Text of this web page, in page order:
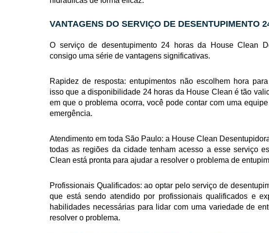
VANTAGENS DO SERVIÇO DE DESENTUPIMENTO
O serviço de desentupimento 24 horas da House Clean
consigo uma série de vantagens significativas.
Rapidez de resposta: entupimentos não escolhem hora
isso que a disponibilidade 24 horas da House Clean é tão
em que o problema ocorra, você pode contar com uma
emergência.
Atendimento em toda São Paulo: a House Clean
todas as regiões da cidade tenham acesso a esse serviço
Clean está pronta para ajudar a resolver o problema de
Profissionais Qualificados: ao optar pelo serviço de
que está sendo atendido por profissionais qualificados e
habilidades necessárias para lidar com uma variedade de
resolver o problema.